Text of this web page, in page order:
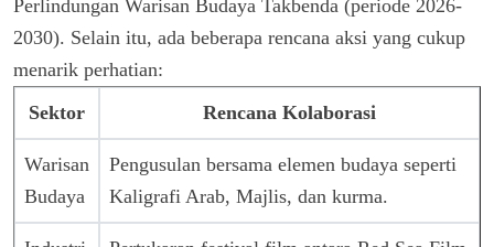
Perlindungan Warisan Budaya Takbenda (periode 2026-
2030). Selain itu, ada beberapa rencana aksi yang cukup
menarik perhatian:
Sektor
Rencana Kolaborasi
Warisan
Budaya
Pengusulan bersama elemen budaya seperti
Kaligrafi Arab, Majlis, dan kurma.